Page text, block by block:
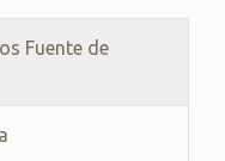
Fuente de